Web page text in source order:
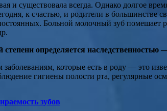
и существовала всегда. Однако долгое
к счастью, и родители в большинстве
Больной молочный зуб помешает
определяется
которые есть в роду — это
гигиены полости рта, регулярные
зубов